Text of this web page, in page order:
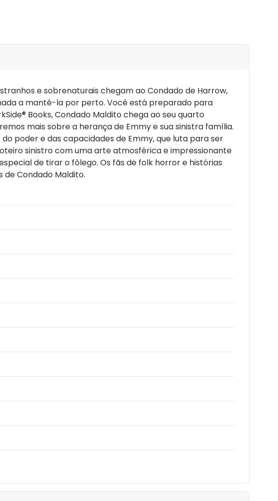
e sobrenaturais chegam ao Condado de Harrow,
a mantê-la por perto. Você está preparado para
Books, Condado Maldito chega ao seu quarto
mais sobre a herança de Emmy e sua sinistra família.
poder e das capacidades de Emmy, que luta para ser
sinistro com uma arte atmosférica e impressionante
de tirar o fôlego. Os fãs de folk horror e histórias
Condado Maldito.